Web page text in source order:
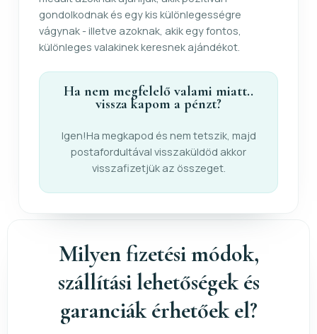
gondolkodnak és egy kis különlegességre
vágynak - illetve azoknak, akik egy fontos,
különleges valakinek keresnek ajándékot.
Ha nem megfelelő valami miatt..
vissza kapom a pénzt?
Igen!Ha megkapod és nem tetszik, majd
postafordultával visszaküldöd akkor
visszafizetjük az összeget.
Milyen fizetési módok,
szállítási lehetőségek és
garanciák érhetőek el?